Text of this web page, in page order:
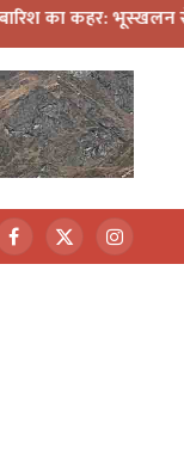
से दहशत, 10
Facebook
X
(Twitter)